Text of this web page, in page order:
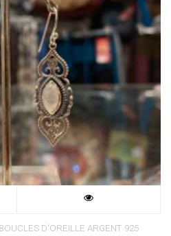
BOUCLES D'OREILLE ARGENT 925